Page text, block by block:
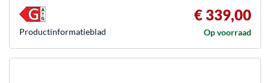
€ 339,00
Op voorraad
Product­informatieblad